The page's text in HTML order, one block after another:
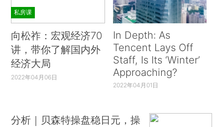
私房课
向松祚：宏观经济70
讲，带你了解国内外
经济大局
2022年04月06日
In Depth: As
Tencent Lays Off
Staff, Is Its ‘Winter’
Approaching?
2022年04月01日
分析｜贝森特操盘稳日元，操